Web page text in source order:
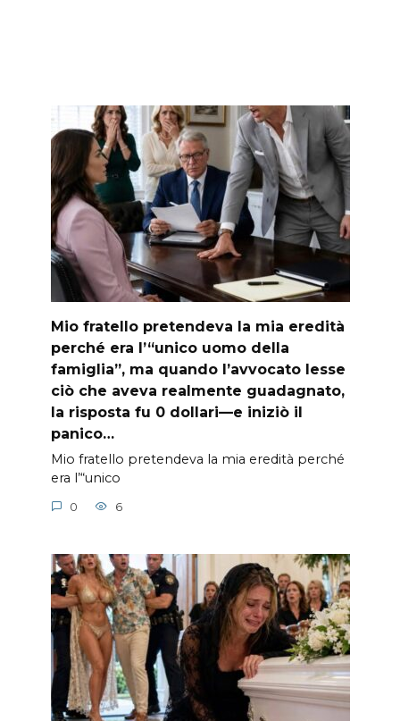
Mio fratello pretendeva la mia eredità
perché era l’“unico uomo della
famiglia”, ma quando l’avvocato lesse
ciò che aveva realmente guadagnato,
la risposta fu 0 dollari—e iniziò il
panico…
Mio fratello pretendeva la mia eredità perché
era l’“unico
0 6